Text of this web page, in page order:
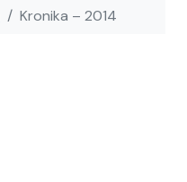
Kronika – 2014